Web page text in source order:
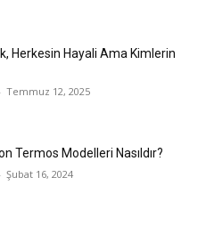
Herkesin Hayali Ama Kimlerin
- Temmuz 12, 2025
Termos Modelleri Nasıldır?
- Şubat 16, 2024